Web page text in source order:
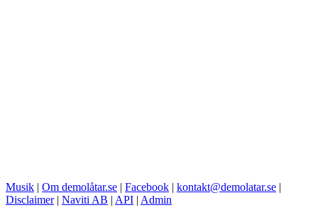
Musik | Om demolåtar.se | Facebook | kontakt@demolatar.se |
Disclaimer| Naviti AB | API | Admin